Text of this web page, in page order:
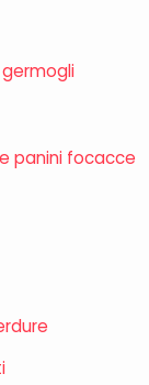
panini focacce